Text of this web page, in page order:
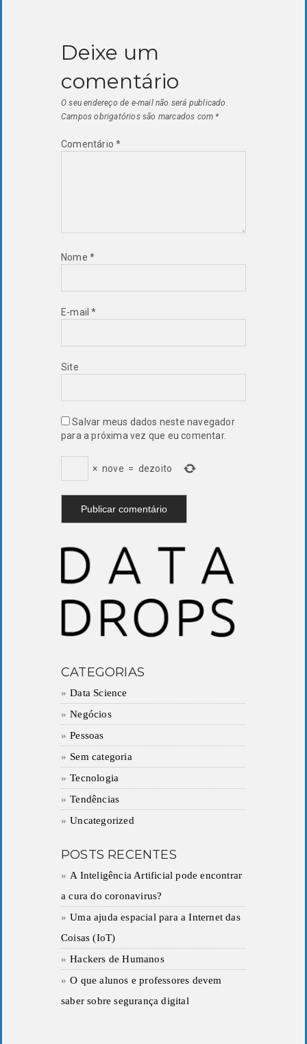
Deixe um
comentário
O seu endereço de e-mail não será publicado.
Campos obrigatórios são marcados com *
Comentário*
Nome *
E-mail*
Site
Salvar meus dados neste navegador
para a próxima vez que eu comentar.
× nove = dezoito
CATEGORIAS
Data Science
Negócios
Pessoas
Sem categoria
Tecnologia
Tendências
Uncategorized
POSTS RECENTES
A Inteligência Artificial pode encontrar
a cura do coronavirus?
Uma ajuda espacial para a Internet das
Coisas (IoT)
Hackers de Humanos
O que alunos e professores devem
saber sobre segurança digital